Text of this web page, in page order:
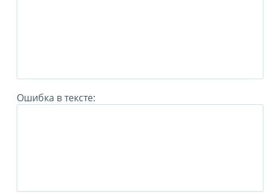
Ошибка в тексте: